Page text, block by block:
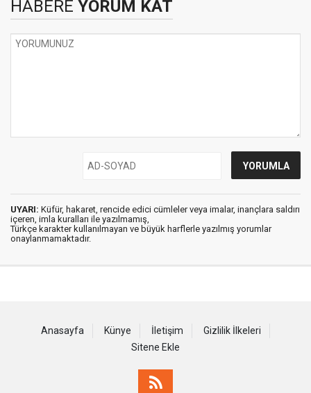
HABERE YORUM KAT
UYARI: Küfür, hakaret, rencide edici cümleler veya imalar, inançlara saldırı
içeren, imla kuralları ile yazılmamış,
Türkçe karakter kullanılmayan ve büyük harflerle yazılmış yorumlar
onaylanmamaktadır.
Anasayfa Künye İletişim
Gizlilik İlkeleri
Sitene Ekle